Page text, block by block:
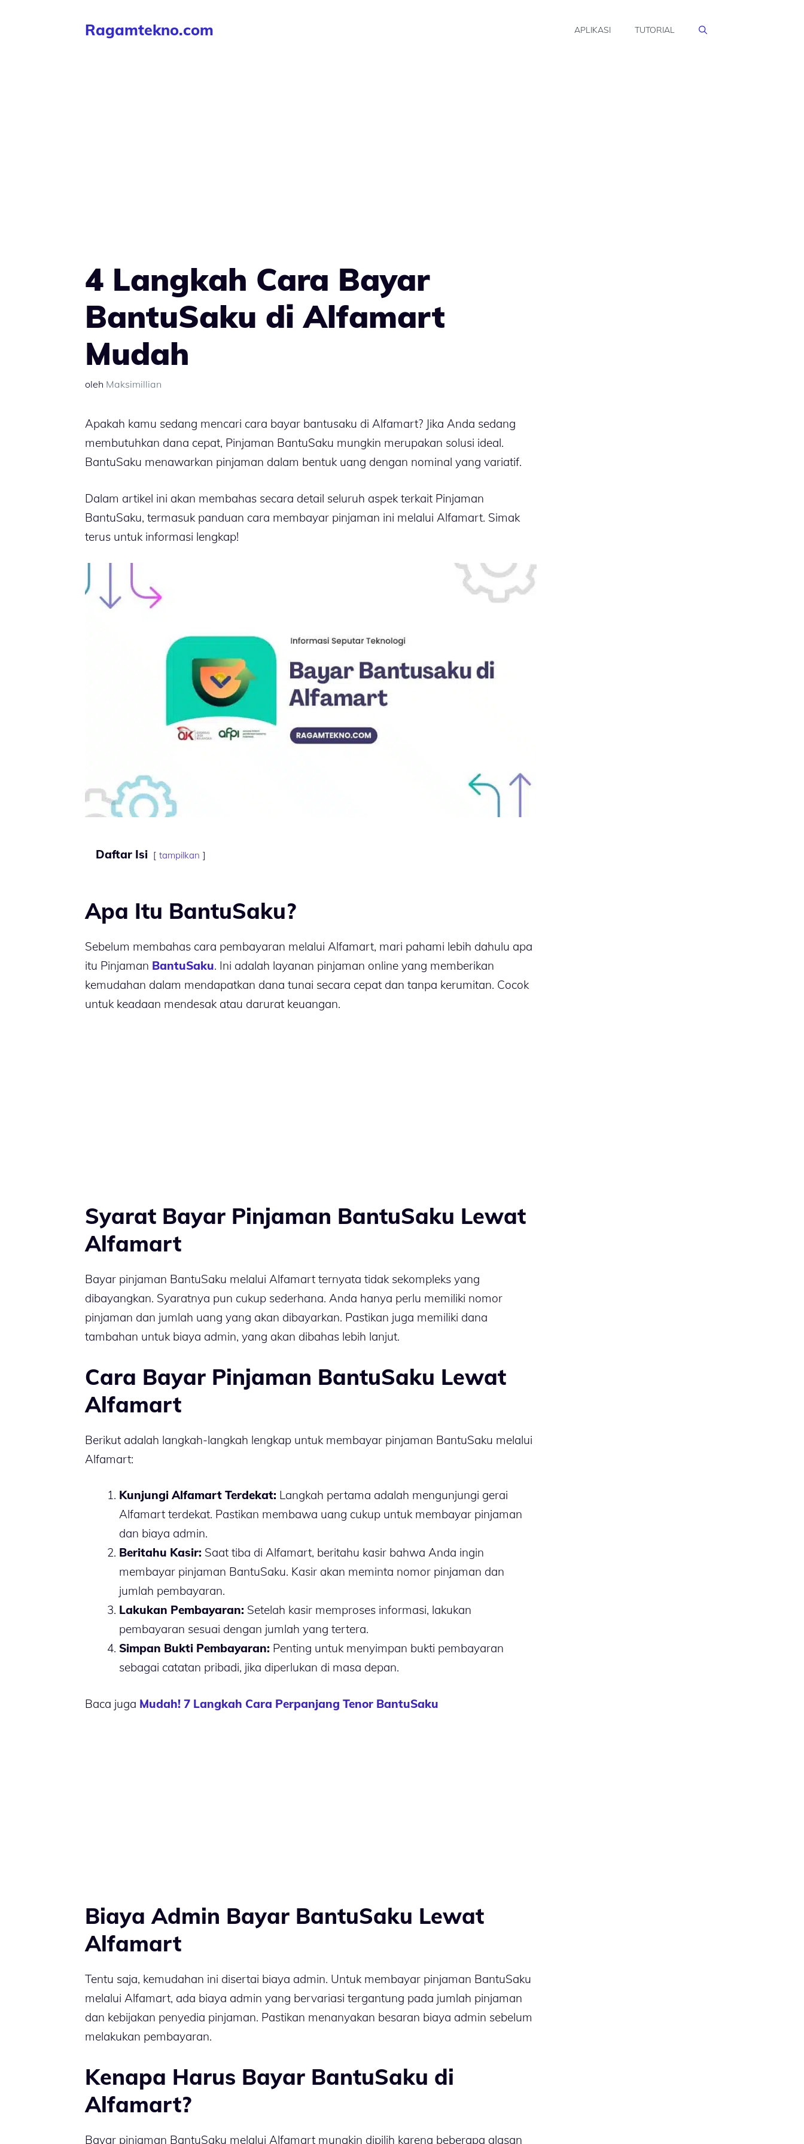
Ragamtekno.com APLIKASI TUTORIAL
4 Langkah Cara Bayar
BantuSaku di Alfamart
Mudah
oleh Maksimillian
Apakah kamu sedang mencari cara bayar bantusaku di Alfamart? Jika Anda sedang
membutuhkan dana cepat, Pinjaman BantuSaku mungkin merupakan solusi ideal.
BantuSaku menawarkan pinjaman dalam bentuk uang dengan nominal yang variatif.
Dalam artikel ini akan membahas secara detail seluruh aspek terkait Pinjaman
BantuSaku, termasuk panduan cara membayar pinjaman ini melalui Alfamart. Simak
terus untuk informasi lengkap!
Daftar Isi tampilkan
Apa Itu BantuSaku?
Sebelum membahas cara pembayaran melalui Alfamart, mari pahami lebih dahulu apa
itu Pinjaman BantuSaku. Ini adalah layanan pinjaman online yang memberikan
kemudahan dalam mendapatkan dana tunai secara cepat dan tanpa kerumitan. Cocok
untuk keadaan mendesak atau darurat keuangan.
Syarat Bayar Pinjaman BantuSaku Lewat
Alfamart
Bayar pinjaman BantuSaku melalui Alfamart ternyata tidak sekompleks yang
dibayangkan. Syaratnya pun cukup sederhana. Anda hanya perlu memiliki nomor
pinjaman dan jumlah uang yang akan dibayarkan. Pastikan juga memiliki dana
tambahan untuk biaya admin, yang akan dibahas lebih lanjut.
Cara Bayar Pinjaman BantuSaku Lewat
Alfamart
Berikut adalah langkah-langkah lengkap untuk membayar pinjaman BantuSaku melalui
Alfamart:
Kunjungi Alfamart Terdekat: Langkah pertama adalah mengunjungi gerai
Alfamart terdekat. Pastikan membawa uang cukup untuk membayar pinjaman
dan biaya admin.
Beritahu Kasir: Saat tiba di Alfamart, beritahu kasir bahwa Anda ingin
membayar pinjaman BantuSaku. Kasir akan meminta nomor pinjaman dan
jumlah pembayaran.
Lakukan Pembayaran: Setelah kasir memproses informasi, lakukan
pembayaran sesuai dengan jumlah yang tertera.
Simpan Bukti Pembayaran: Penting untuk menyimpan bukti pembayaran
sebagai catatan pribadi, jika diperlukan di masa depan.
Baca juga Mudah! 7 Langkah Cara Perpanjang Tenor BantuSaku
Biaya Admin Bayar BantuSaku Lewat
Alfamart
Tentu saja, kemudahan ini disertai biaya admin. Untuk membayar pinjaman BantuSaku
melalui Alfamart, ada biaya admin yang bervariasi tergantung pada jumlah pinjaman
dan kebijakan penyedia pinjaman. Pastikan menanyakan besaran biaya admin sebelum
melakukan pembayaran.
Kenapa Harus Bayar BantuSaku di
Alfamart?
Bayar pinjaman BantuSaku melalui Alfamart mungkin dipilih karena beberapa alasan